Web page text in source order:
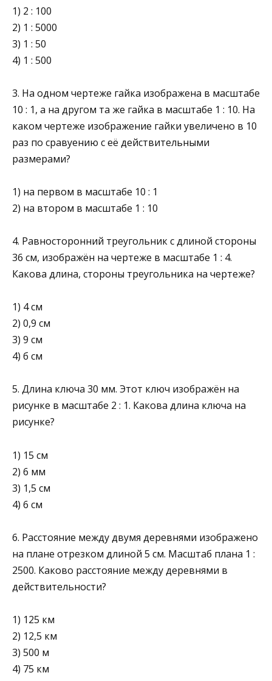
2) 1 : 5000
3) 1 : 50
4) 1 : 500
10 : 1, а на другом та же гайка в масштабе 1 : 10. На
каком чертеже изображение гайки увеличено в 10
раз по сравyению с её действительными
размерами?
2) на втором в масштабе 1 : 10
36 см, изображён на чертеже в масштабе 1 : 4.
Какова длина, стороны треугольника на чертеже?
2) 0,9 см
3) 9 см
4) б см
рисунке в масштабе 2 : 1. Какова длина ключа на
рисунке?
2) 6 мм
3) 1,5 см
4) 6 см
на плане отрезком длиной 5 см. Масштаб плана 1 :
2500. Каково расстояние между деревнями в
действительности?
2) 12,5 км
3) 500 м
4) 75 км